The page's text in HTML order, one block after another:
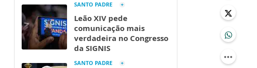
SANTO PADRE
Leão XIV pede
comunicação mais
verdadeira no Congresso
da SIGNIS
SANTO PADRE